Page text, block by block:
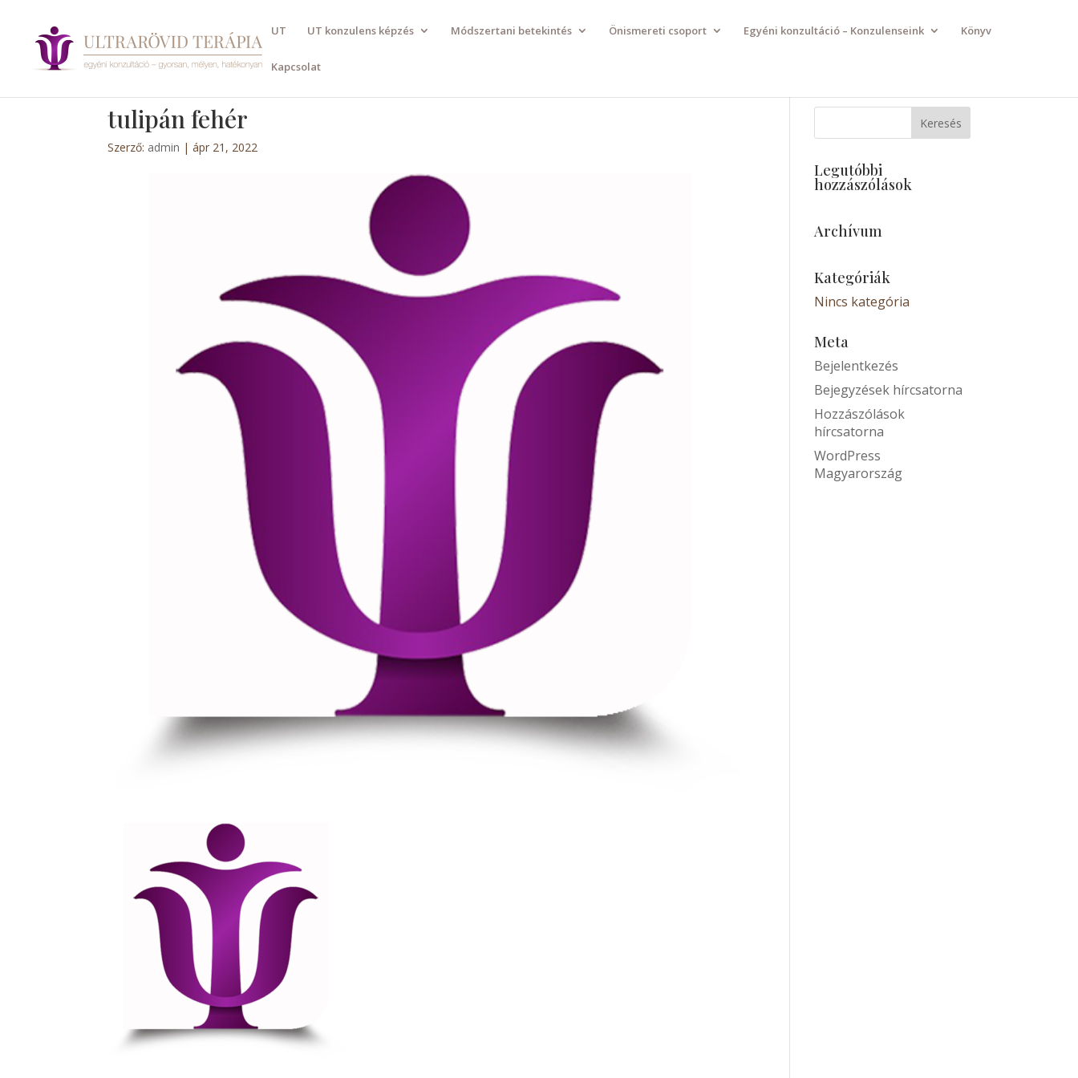
UT UT konzulens képzés Módszertani betekintés Önismereti csoport Egyéni konzultáció – Konzulenseink Könyv
Kapcsolat
tulipán fehér
Szerző: admin |ápr 21, 2022
Legutóbbi
hozzászólások
Archívum
Kategóriák
Nincs kategória
Meta
Bejelentkezés
Bejegyzések hírcsatorna
Hozzászólások
hírcsatorna
WordPress
Magyarország